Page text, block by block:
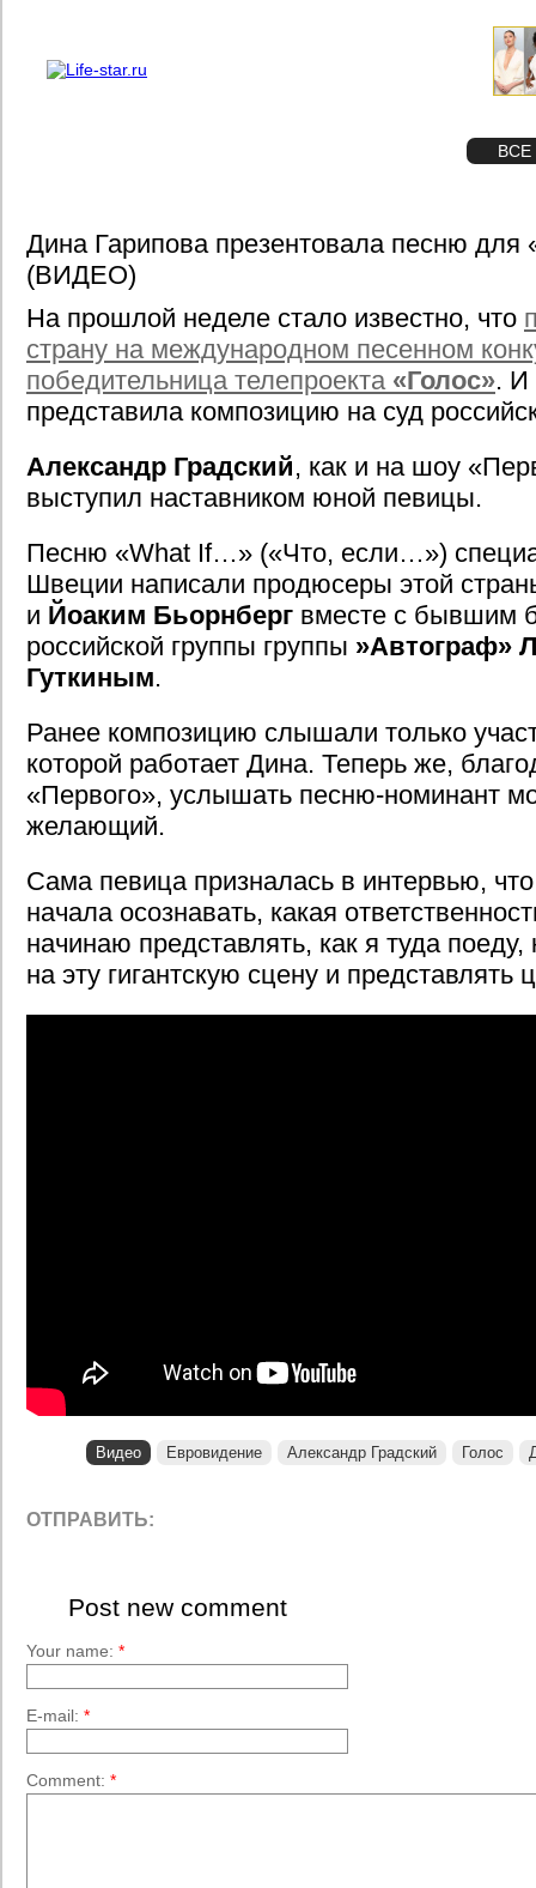
ВСЕ
Дина Гарипова презентовала песню для
(ВИДЕО)
На прошлой неделе стало известно, что
страну на международном песенном
победительница телепроекта «Голос». И
представила композицию на суд
Александр Градский, как и на шоу
выступил наставником юной певицы.
Песню «What If…» («Что, если…»)
Швеции написали продюсеры этой
и Йоаким Бьорнберг вместе с бывшим
российской группы группы »Автограф»
Гуткиным.
Ранее композицию слышали только
которой работает Дина. Теперь же,
«Первого», услышать песню-номинант
желающий.
Сама певица призналась в интервью, что
начала осознавать, какая
начинаю представлять, как я туда
на эту гигантскую сцену и представлять
Видео Евровидение Александр Градский Голос
ОТПРАВИТЬ:
Post new comment
Your name: *
E-mail: *
Comment: *